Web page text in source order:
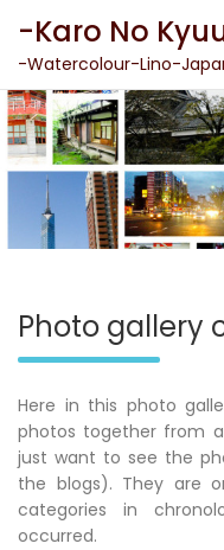
content
-Karo No
-Watercolour-Lino-
Photo gallery
Here in this photo
photos together from
just want to see the
the blogs). They are
categories in
occurred.